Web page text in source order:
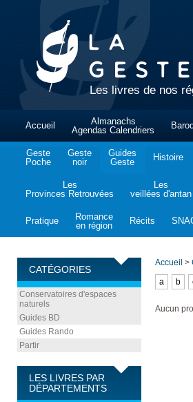
Les livres de nos
Accueil
Almanachs
Agendas Calendriers
Geste
Poche
Geste
noir
Guides
Geste
Histoire
Les
Provinces Retrouvées
Les
veillées d'antan
Pratique
Romance
en région
Récits
CATÉGORIES
Conservatoires d'espaces
naturels
Guides BD
Guides Rando
Partir
LES LIVRES PAR
DÉPARTEMENTS
Accueil >
a
b
Aucun